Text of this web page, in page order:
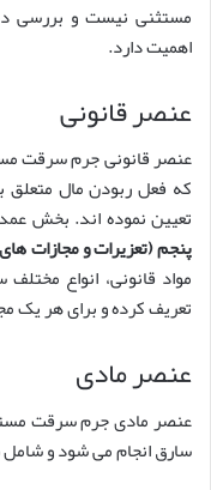
مستثنی نیست و بررسی
اهمیت دارد.
عنصر قانونی
عنصر قانونی جرم سرقت
که فعل ربودن مال متعلق
تعیین نموده اند. بخش
پنجم (تعزیرات و مجازات های
مواد قانونی، انواع
تعریف کرده و برای هر یک
عنصر مادی
عنصر مادی جرم سرقت
سارق انجام می شود و